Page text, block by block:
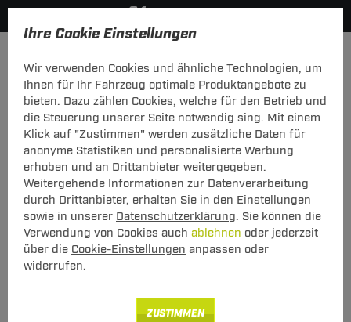
Ihre Cookie Einstellungen
Wir verwenden Cookies und ähnliche Technologien, um
Ihnen für Ihr Fahrzeug optimale Produktangebote zu
bieten. Dazu zählen Cookies, welche für den Betrieb und
die Steuerung unserer Seite notwendig sing. Mit einem
Klick auf "Zustimmen" werden zusätzliche Daten für
anonyme Statistiken und personalisierte Werbung
erhoben und an Drittanbieter weitergegeben.
Weitergehende Informationen zur Datenverarbeitung
durch Drittanbieter, erhalten Sie in den Einstellungen
sowie in unserer Datenschutzerklärung. Sie können die
Verwendung von Cookies auch ablehnen oder jederzeit
über die Cookie-Einstellungen anpassen oder
widerrufen.
ZUSTIMMEN
Hier geht's zur Fahrzeugübersicht: VW T6.1
Elektrosatz 7-pol. von TowTec: VW T6.1
California Camper
Fahrzeugspezifischer 7-poliger Elektrosatz
mit Einparkhilfeabschaltung